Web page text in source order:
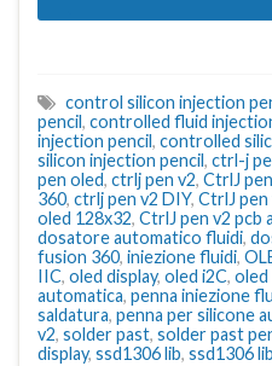
control silicon injection
pencil, controlled fluid
injection pencil, controlled
silicon injection pencil, ctrl-j
pen oled, ctrlj pen v2, CtrlJ
360, ctrlj pen v2 DIY, CtrlJ
oled 128x32, CtrlJ pen v2 pcb
dosatore automatico fluidi,
fusion 360, iniezione fluidi,
IIC, oled display, oled i2C, oled
automatica, penna iniezione
saldatura, penna per silicone
v2, solder past, solder past
display, ssd1306 lib, ssd1306